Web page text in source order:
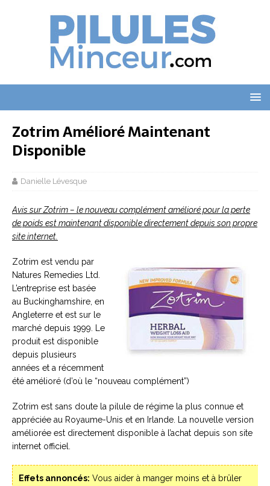
Zotrim Amélioré Maintenant
Disponible
Danielle Lévesque
Avis sur Zotrim – le nouveau complément amélioré pour la perte
de poids est maintenant disponible directement depuis son propre
site internet.
Zotrim est vendu par
Natures Remedies Ltd.
L’entreprise est basée
au Buckinghamshire, en
Angleterre et est sur le
marché depuis 1999. Le
produit est disponible
depuis plusieurs
années et a récemment
été amélioré (d’où le “nouveau complément”)
Zotrim est sans doute la pilule de régime la plus connue et
appréciée au Royaume-Unis et en Irlande. La nouvelle version
améliorée est directement disponible à l’achat depuis son site
internet officiel.
Effets annoncés: Vous aider à manger moins et à brûler